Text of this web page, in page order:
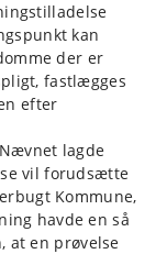
kan
der er
fastlægges
efter
lagde
vil forudsætte
Kommune,
havde en så
at en prøvelse